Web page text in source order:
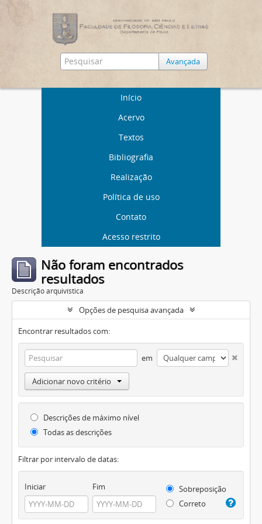
Avançada
Início
Acervo
Textos
Bibliografia
Realização
Política de uso
Contato
Acesso restrito
Não foram encontrados
resultados
Descrição arquivística
Opções de pesquisa avançada
Encontrar resultados com:
em
Adicionar novo critério
Descrições de máximo nível
Todas as descrições
Filtrar por intervalo de datas:
Iniciar Fim
Sobreposição
Correto